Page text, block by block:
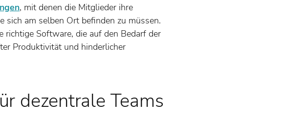
, mit denen die Mitglieder ihre
sich am selben Ort befinden zu müssen.
richtige Software, die auf den Bedarf der
Produktivität und hinderlicher
dezentrale Teams